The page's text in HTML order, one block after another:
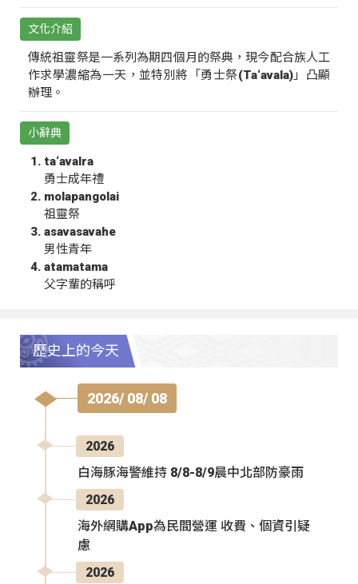
文化介紹
傳統祖靈祭是一系列為期四個月的祭典，現今配合族人工
作求學濃縮為一天，並特別將「勇士祭(Ta‘avala)」凸顯
辦理。
小辭典
ta‘avalra
勇士成年禮
molapangolai
祖靈祭
asavasavahe
男性青年
atamatama
父字輩的稱呼
歷史上的今天
2026/ 08/ 08
2026
白海豚海警維持 8/8-8/9晨中北部防豪雨
2026
海外網購App為民間營運 收費、個資引疑
慮
2026